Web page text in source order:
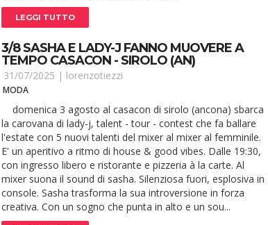
LEGGI TUTTO
3/8 SASHA E LADY-J FANNO MUOVERE A
TEMPO CASACON - SIROLO (AN)
31/07/2025 | lorenzotiezzi
MODA
domenica 3 agosto al casacon di sirolo (ancona) sbarca
la carovana di lady-j, talent - tour - contest che fa ballare
l'estate con 5 nuovi talenti del mixer al mixer al femminile.
E' un aperitivo a ritmo di house & good vibes. Dalle 19:30,
con ingresso libero e ristorante e pizzeria à la carte. Al
mixer suona il sound di sasha. Silenziosa fuori, esplosiva in
console. Sasha trasforma la sua introversione in forza
creativa. Con un sogno che punta in alto e un sou...